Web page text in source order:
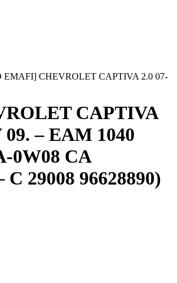
EMAFI] CHEVROLET CAPTIVA 2.0 07-
CAPTIVA
– EAM 1040
0W08 CA
C 29008 96628890)